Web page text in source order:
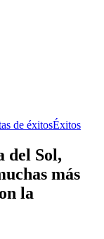
de éxitosÉxitos
del Sol,
más
la